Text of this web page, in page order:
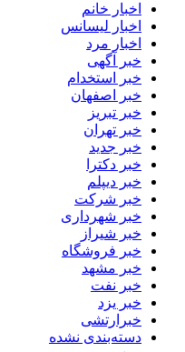
اخبار خانم
اخبار لیسانس
اخبار مرد
خبر آگهی
خبر استخدام
خبر اصفهان
خبر تبریز
خبر تهران
خبر جدید
خبر دکترا
خبر دیپلم
خبر شرکت
خبر شهرداری
خبر شیراز
خبر فروشگاه
خبر مشهد
خبر نفت
خبر یزد
خبرارتشی
دسته‌بندی نشده